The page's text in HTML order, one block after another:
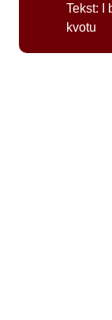
Tekst:
kvotu